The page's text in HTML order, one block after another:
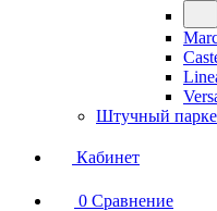
Штучный
Кабинет
0 Сравнение